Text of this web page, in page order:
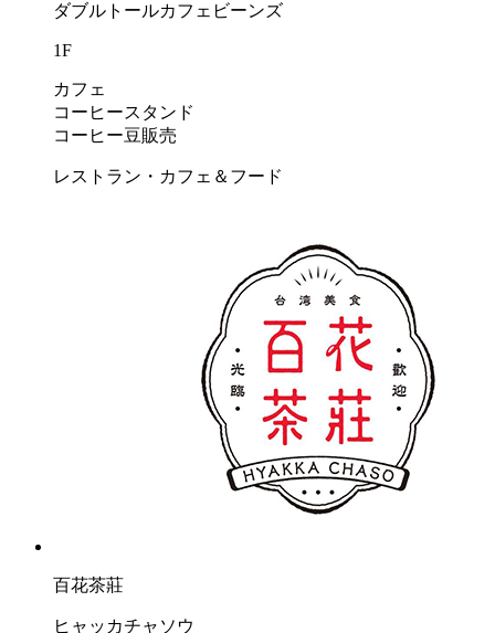
ダブルトールカフェビーンズ
1F
カフェ
コーヒースタンド
コーヒー豆販売
レストラン・カフェ＆フード
百花茶莊
ヒャッカチャソウ